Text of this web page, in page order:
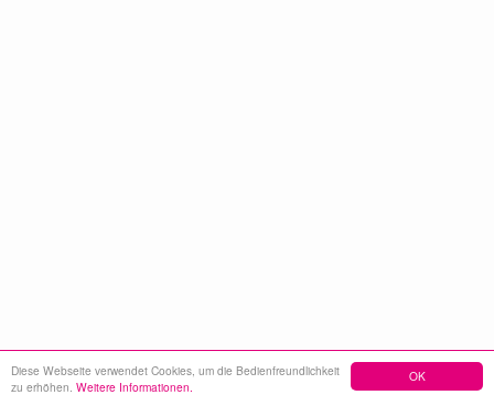
OK
Diese Webseite verwendet Cookies, um die Bedienfreundlichkeit
zu erhöhen. Weitere Informationen.